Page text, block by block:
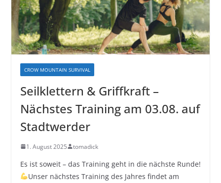
CROW MOUNTAIN SURVIVAL
Seilklettern & Griffkraft –
Nächstes Training am 03.08. auf
Stadtwerder
1. August 2025 tomadick
Es ist soweit – das Training geht in die nächste Runde!
Unser nächstes Training des Jahres findet am